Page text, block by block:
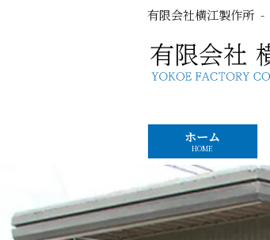
有限会社横江製作所
ホーム